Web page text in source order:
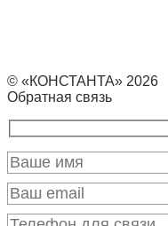
© «КОНСТАНТА» 2026
Обратная связь